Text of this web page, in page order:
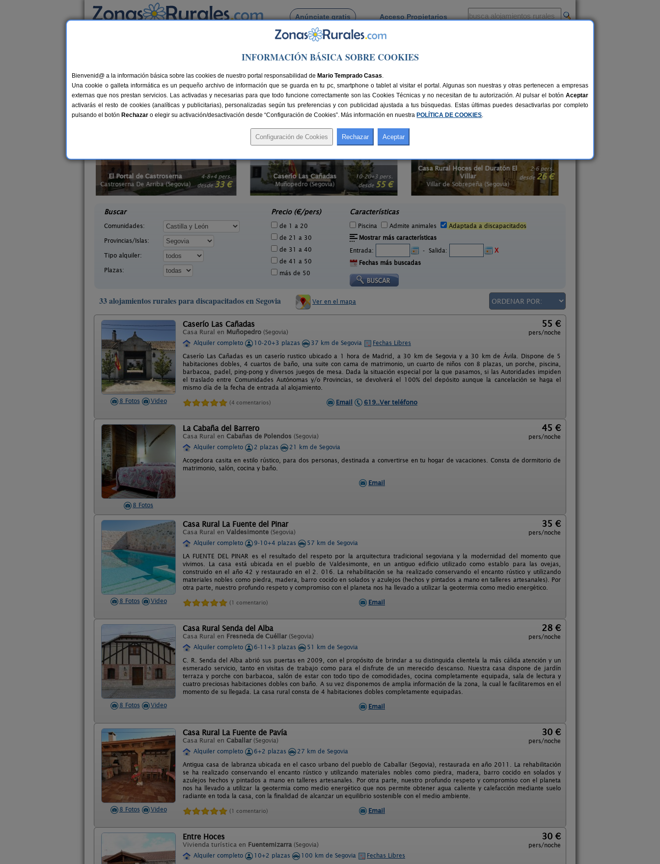
Anúnciate gratis Acceso Propietarios
Busca por pueblo
Castilla y León> Segovia
Casas rurales adaptadas para discapacitados en Segovia
Si necesitas una casa rural en Segovia adaptada a personas con movilidad reducida, aquí las puedes encontrar.Alojamientos rurales accesiblesdesde el
acceso, baños habilitados, cómodas camas,... todos nos merecemos unas vacaciones rurales como toca. No desconectes de la red en tu viaje y sigue
navegando en internet en las
casas rurales con wifi en Segovia
10-20+3 pers.
desde55 €
Caserío Las Cañadas
Muñopedro (Segovia)
desde26 €
Casa Rural Hoces del Duratón El
Villar
Villar de Sobrepeña (Segovia)
5+1 pers.
desde17 €
Casa Rural Las Barricas
Coca (Segovia)
Buscar
Comunidades:
Provincias/Islas:
Tipo alquiler:
Plazas:
Precio (€/pers)
de 1 a 20
de 21 a 30
de 31 a 40
de 41 a 50
más de 50
Características
Piscina Admite animales
Adaptada a discapacitados
Mostrar más características
Entrada:
- Salida:
X
Fechas más buscadas
33 alojamientos rurales para discapacitados en Segovia Ver en el mapa
8 Fotos Video
Caserío Las Cañadas
Casa Rural en Muñopedro (Segovia)
55 €
pers/noche
Alquiler completo
10-20+3 plazas 37 km de Segovia
Fechas Libres
Caserío Las Cañadas es un caserío rustico ubicado a 1 hora de Madrid, a 30 km de Segovia y a 30 km de Ávila. Dispone de 5
habitaciones dobles, 4 cuartos de baño, una suite con cama de matrimonio, un cuarto de niños con 8 plazas, un porche, piscina,
barbacoa, padel, ping-pong y diversos juegos de mesa. Dada la situación especial por la que pasamos, si las Autoridades impiden
el traslado entre Comunidades Autónomas y/o Provincias, se devolverá el 100% del depósito aunque la cancelación se haga el
mismo día de la fecha de entrada al alojamiento.
(4 comentarios) Email 619..Ver teléfono
8 Fotos
La Cabaña del Barrero
Casa Rural en Cabañas de Polendos (Segovia)
45 €
pers/noche
Alquiler completo
2 plazas
21 km de Segovia
Acogedora casita en estilo rústico, para dos personas, destinada a convertirse en tu hogar de vacaciones. Consta de dormitorio de
matrimonio, salón, cocina y baño.
Email
8 Fotos Video
Casa Rural La Fuente del Pinar
Casa Rural en Valdesimonte (Segovia)
35 €
pers/noche
Alquiler completo
9-10+4 plazas
57 km de Segovia
LA FUENTE DEL PINAR es el resultado del respeto por la arquitectura tradicional segoviana y la modernidad del momento que
vivimos. La casa está ubicada en el pueblo de Valdesimonte, en un antiguo edificio utilizado como establo para las ovejas,
construido en el año 42 y restaurado en el 2. 016. La rehabilitación se ha realizado conservando el encanto rústico y utilizando
materiales nobles como piedra, madera, barro cocido en solados y azulejos (hechos y pintados a mano en talleres artesanales). Por
otra parte, nuestro profundo respeto y compromiso con el planeta nos ha llevado a utilizar la geotermia como medio energético.
(1 comentario) Email
8 Fotos Video
Casa Rural Senda del Alba
Casa Rural en Fresneda de Cuéllar (Segovia)
28 €
pers/noche
Alquiler completo
6-11+3 plazas
51 km de Segovia
C. R. Senda del Alba abrió sus puertas en 2009, con el propósito de brindar a su distinguida clientela la más cálida atención y un
esmerado servicio, tanto en visitas de trabajo como para el disfrute de un merecido descanso. Nuestra casa dispone de jardín
terraza y porche con barbacoa, salón de estar con todo tipo de comodidades, cocina completamente equipada, sala de lectura y
cuatro preciosas habitaciones dobles con baño. A su vez disponemos de amplia información de la zona, la cual le facilitaremos en el
momento de su llegada. La casa rural consta de 4 habitaciones dobles completamente equipadas.
Email
8 Fotos Video
Casa Rural La Fuente de Pavía
Casa Rural en Caballar (Segovia)
30 €
pers/noche
Alquiler completo
6+2 plazas
27 km de Segovia
Antigua casa de labranza ubicada en el casco urbano del pueblo de Caballar (Segovia), restaurada en año 2011. La rehabilitación
se ha realizado conservando el encanto rústico y utilizando materiales nobles como piedra, madera, barro cocido en solados y
azulejos hechos y pintados a mano en talleres artesanales. Por otra parte, nuestro profundo respeto y compromiso con el planeta
nos ha llevado a utilizar la geotermia como medio energético que nos permite obtener agua caliente y calefacción mediante suelo
radiante en toda la casa, con la finalidad de alcanzar un equilibrio sostenible con el medio ambiente.
(1 comentario) Email
Entre Hoces
Vivienda turística en Fuentemizarra (Segovia)
30 €
pers/noche
Alquiler completo
10+2 plazas 100 km de Segovia
Fechas Libres
INFORMACIÓN BÁSICA SOBRE COOKIES
Bienvenid@ a la información básica sobre las cookies de nuestro portal responsabilidad de Mario Temprado Casas.
Una cookie o galleta informática es un pequeño archivo de información que se guarda en tu pc, smartphone o tablet al visitar el portal. Algunas son nuestras y otras pertenecen a empresas
externas que nos prestan servicios. Las activadas y necesarias para que todo funcione correctamente son las Cookies Técnicas y no necesitan de tu autorización. Al pulsar el botón Aceptar
activarás el resto de cookies (analíticas y publicitarias), personalizadas según tus preferencias y con publicidad ajustada a tus búsquedas. Estas últimas puedes desactivarlas por completo
pulsando el botón Rechazar o elegir su activación/desactivación desde “Configuración de Cookies”. Más información en nuestra POLÍTICA DE COOKIES.